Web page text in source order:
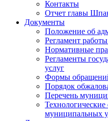
Контакты
Отчет главы
Документы
Положение об
Регламент
Нормативные
Регламенты
услуг
Формы
Порядок
Перечень
муниципальных